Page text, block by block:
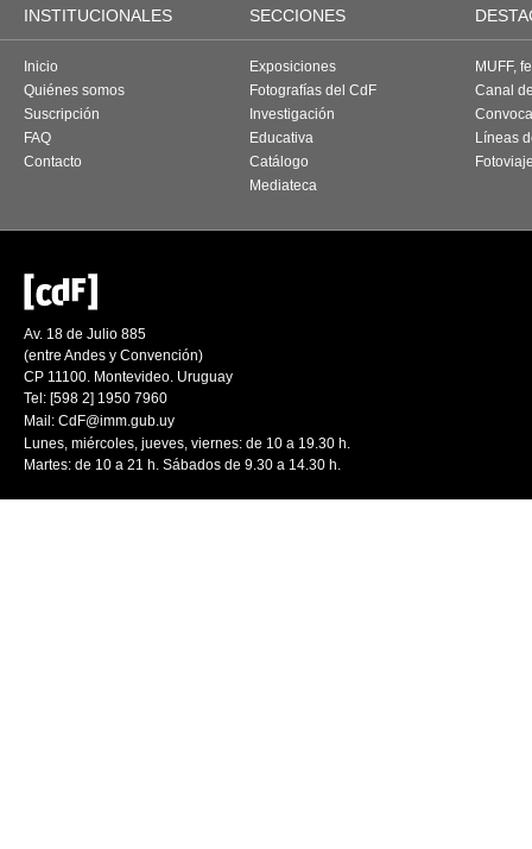
INSTITUCIONALES SECCIONES
Inicio
Quiénes somos
Suscripción
FAQ
Contacto
Exposiciones
Fotografías del CdF
Investigación
Educativa
Catálogo
Mediateca
MUFF,
Canal
Líneas
Av. 18 de Julio 885
(entre Andes y Convención)
CP 11100. Montevideo. Uruguay
Tel: [598 2] 1950 7960
Mail: CdF@imm.gub.uy
Lunes, miércoles, jueves, viernes: de 10 a 19.30 h.
Martes: de 10 a 21 h. Sábados de 9.30 a 14.30 h.